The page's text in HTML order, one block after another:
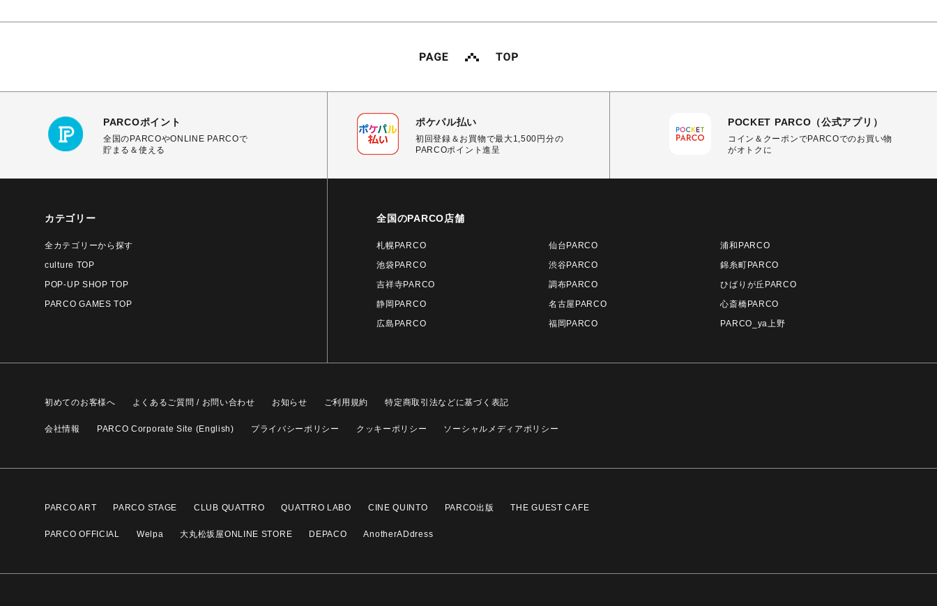
PARCOポイント
全国のPARCOやONLINE PARCOで
貯まる＆使える
ポケパル払い
初回登録＆お買物で最大1,500円分の
PARCOポイント進呈
POCKET PARCO（公式アプリ）
コイン＆クーポンでPARCOでのお買い物
がオトクに
カテゴリー
全カテゴリーから探す
culture TOP
POP-UP SHOP TOP
PARCO GAMES TOP
全国のPARCO店舗
札幌PARCO 仙台PARCO
浦和PARCO
池袋PARCO
渋谷PARCO
錦糸町PARCO
吉祥寺PARCO
調布PARCO
ひばりが丘PARCO
静岡PARCO
名古屋PARCO
心斎橋PARCO
広島PARCO
福岡PARCO PARCO_ya上野
初めてのお客様へ よくあるご質問 / お問い合わせ お知らせ ご利用規約 特定商取引法などに基づく表記
会社情報 PARCO Corporate Site (English) プライバシーポリシー クッキーポリシー ソーシャルメディアポリシー
PARCO ART PARCO STAGE CLUB QUATTRO QUATTRO LABO CINE QUINTO PARCO出版 THE GUEST CAFE
PARCO OFFICIAL Welpa 大丸松坂屋ONLINE STORE DEPACO AnotherADdress